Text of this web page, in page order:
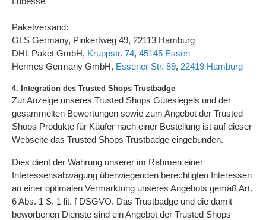
Paketversand:
GLS Germany, Pinkertweg 49, 22113 Hamburg
DHL Paket GmbH, Kruppstr. 74, 45145 Essen
Hermes Germany GmbH, Essener Str. 89, 22419 Hamburg
4. Integration des Trusted Shops Trustbadge
Zur Anzeige unseres Trusted Shops Gütesiegels und der
gesammelten Bewertungen sowie zum Angebot der Trusted
Shops Produkte für Käufer nach einer Bestellung ist auf dieser
Webseite das Trusted Shops Trustbadge eingebunden.
Dies dient der Wahrung unserer im Rahmen einer
Interessensabwägung überwiegenden berechtigten Interessen
an einer optimalen Vermarktung unseres Angebots gemäß Art.
6 Abs. 1 S. 1 lit. f DSGVO. Das Trustbadge und die damit
beworbenen Dienste sind ein Angebot der Trusted Shops